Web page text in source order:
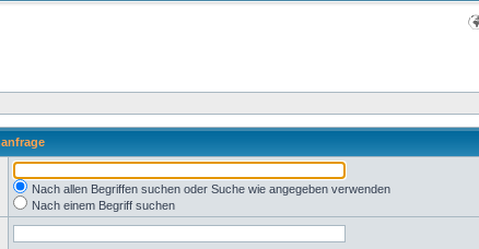
Nach allen Begriffen suchen oder Suche wie angegeben verwenden
Nach einem Begriff suchen